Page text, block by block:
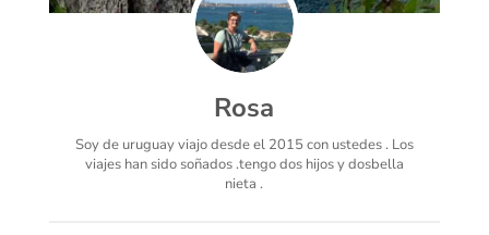
Rosa
Soy de uruguay viajo desde el 2015 con ustedes . Los
viajes han sido soñados .tengo dos hijos y dosbella
nieta .